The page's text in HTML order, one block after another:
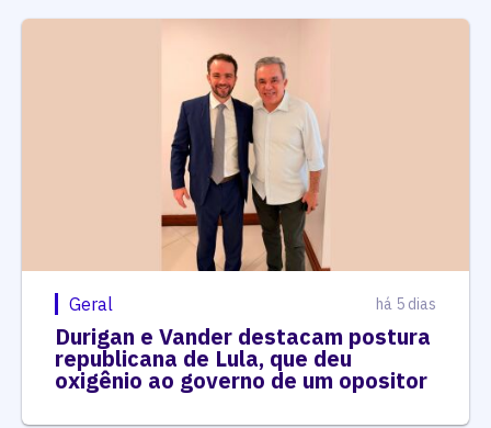
Geral há 5 dias
Durigan e Vander destacam postura
republicana de Lula, que deu
oxigênio ao governo de um opositor